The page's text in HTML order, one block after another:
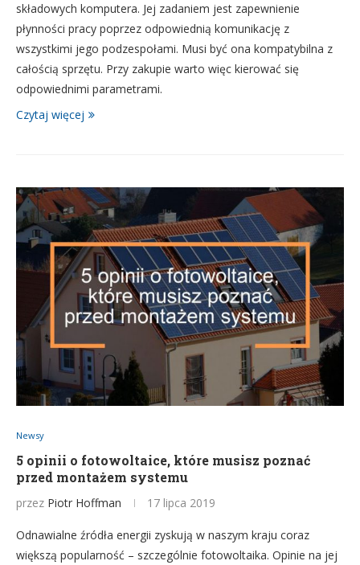
składowych komputera. Jej zadaniem jest zapewnienie
płynności pracy poprzez odpowiednią komunikację z
wszystkimi jego podzespołami. Musi być ona kompatybilna z
całością sprzętu. Przy zakupie warto więc kierować się
odpowiednimi parametrami.
Czytaj więcej
Newsy
5 opinii o fotowoltaice, które musisz poznać
przed montażem systemu
przez Piotr Hoffman 17 lipca 2019
Odnawialne źródła energii zyskują w naszym kraju coraz
większą popularność – szczególnie fotowoltaika. Opinie na jej